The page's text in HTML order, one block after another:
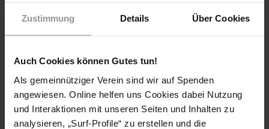
Zustimmung Details Über Cookies
Auch Cookies können Gutes tun!
Als gemeinnütziger Verein sind wir auf Spenden
angewiesen. Online helfen uns Cookies dabei Nutzung
und Interaktionen mit unseren Seiten und Inhalten zu
analysieren, „Surf-Profile“ zu erstellen und die
warum die Polizei keine Ermittlungen einleite, sagten die
BeamtInnen, dass sie auf die Rückkehr des leitenden
Sivasooriyakumar Sanaraj vermutet, dass er von Personen
entführt wurde, die Verbindungen zu politischen
Persönlichkeiten und hochrangigen Ordnungskräften haben.
[SCHREIBEN SIE BITTE ]